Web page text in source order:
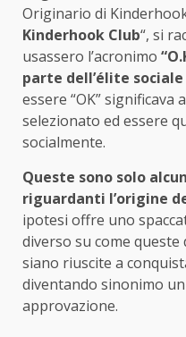
Originario di
Kinderhook Club“, si
usassero l’acronimo
parte dell’élite
essere “OK”
selezionato ed essere
socialmente.
Queste sono solo
riguardanti l’origine
ipotesi offre uno
diverso su come
siano riuscite a
diventando sinonimo
approvazione.